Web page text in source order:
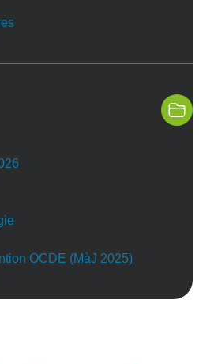
OCDE (MàJ 2025)